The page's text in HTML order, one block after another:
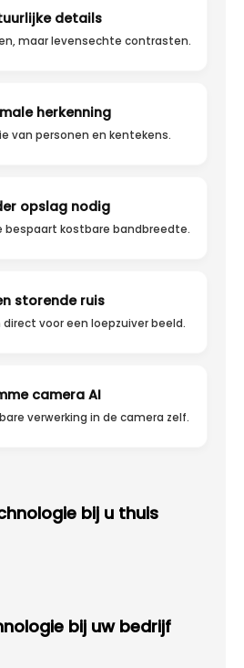
details
maar levensechte contrasten.
herkenning
van personen en kentekens.
opslag nodig
bespaart kostbare bandbreedte.
storende ruis
voor een loepzuiver beeld.
camera AI
verwerking in de camera zelf.
bij u thuis
bij uw bedrijf